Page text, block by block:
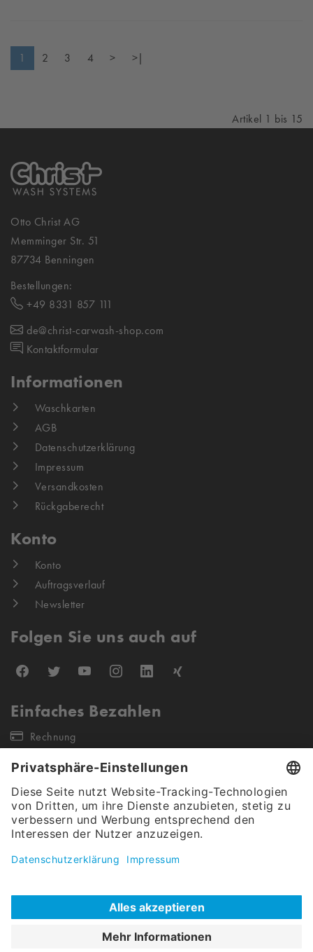
1 2 3 4 > >|
Artikel 1 bis 15
Otto Christ AG
Memminger Str. 51
87734 Benningen
Bestellungen:
+49 8331 857 111
de@christ-carwash-shop.com
Kontaktformular
Informationen
Waschkarten
AGB
Datenschutzerklärung
Impressum
Versandkosten
Rückgaberecht
Konto
Konto
Auftragsverlauf
Newsletter
Folgen Sie uns auch auf
Einfaches Bezahlen
Rechnung
Unsere Versandpartner
Öffentliche Auftraggeber (keine Wiederverkäufer sowie Einzel- &